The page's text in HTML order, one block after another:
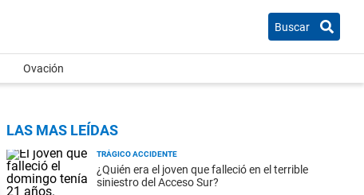
Buscar
Ovación
LAS MAS LEÍDAS
TRÁGICO ACCIDENTE
¿Quién era el joven que falleció en el terrible
siniestro del Acceso Sur?